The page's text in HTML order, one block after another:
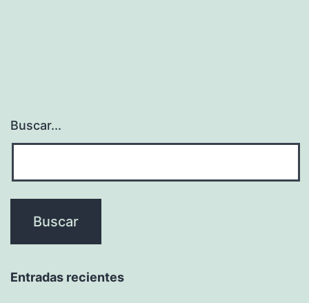
Buscar...
Entradas recientes